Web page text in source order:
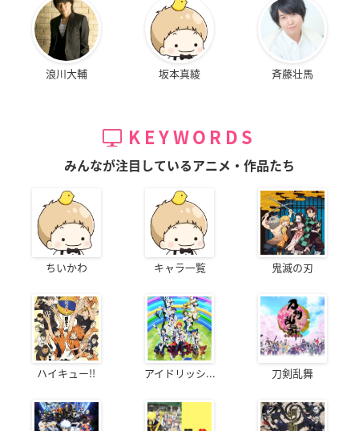
浪川大輔 坂本真綾 斉藤壮馬
KEYWORDS
みんなが注目しているアニメ・作品たち
ちいかわ キャラ一覧 鬼滅の刃
ハイキュー!! アイドリッシ... 刀剣乱舞